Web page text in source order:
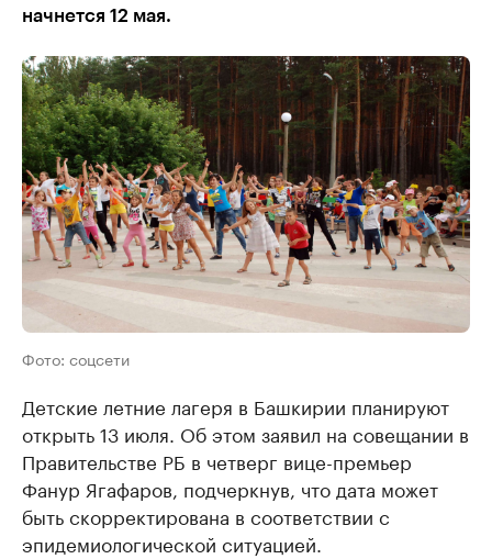
начнется 12 мая.
Фото: соцсети
Детские летние лагеря в Башкирии планируют
открыть 13 июля. Об этом заявил на совещании в
Правительстве РБ в четверг вице-премьер
Фанур Ягафаров, подчеркнув, что дата может
быть скорректирована в соответствии с
эпидемиологической ситуацией.